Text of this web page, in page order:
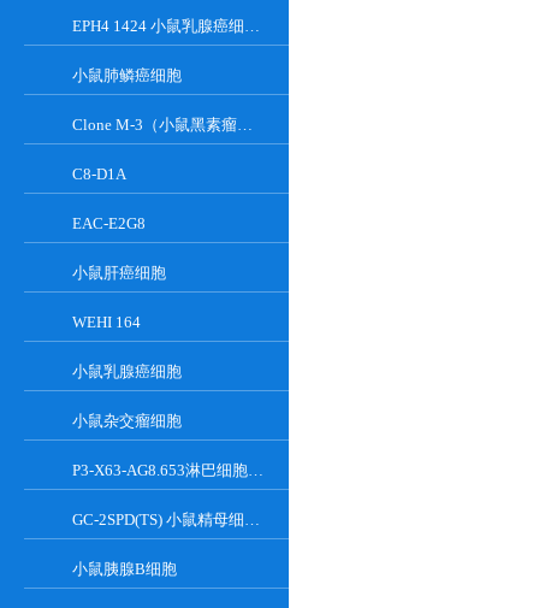
EPH4 1424 小鼠乳腺癌细胞系
小鼠肺鳞癌细胞
Clone M-3（小鼠黑素瘤细胞）
C8-D1A
EAC-E2G8
小鼠肝癌细胞
WEHI 164
小鼠乳腺癌细胞
小鼠杂交瘤细胞
P3-X63-AG8.653淋巴细胞小鼠骨髓瘤细胞
GC-2SPD(TS) 小鼠精母细胞系
小鼠胰腺Β细胞